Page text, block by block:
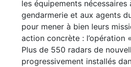
les équipements nécessaires
gendarmerie et aux agents
pour mener à bien leurs
action concrète : l’opération
Plus de 550 radars de
progressivement installés